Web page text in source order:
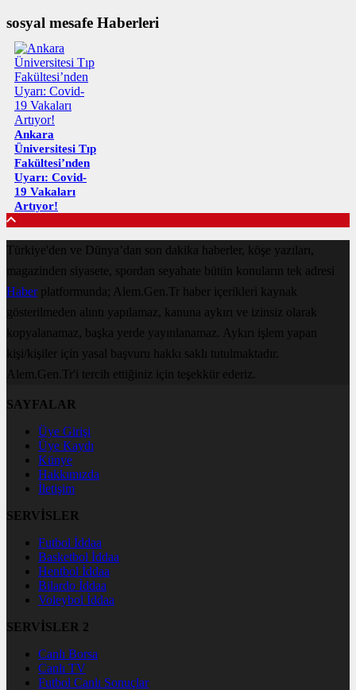
sosyal mesafe Haberleri
Ankara
Üniversitesi Tıp
Fakültesi’nden
Uyarı: Covid-
19 Vakaları
Artıyor!
Türkiye'den ve Dünya’dan son dakika haberler, köşe yazıları,
magazinden siyasete, spordan seyahate bütün konuların tek adresi
Haberplatformunda; Alem.Gen.Tr haber içerikleri kaynak
gösterilmeden alıntı yapılamaz, kanuna aykırı ve izinsiz olarak
kopyalanamaz, başka yerde yayınlanamaz. Aykırı işlem yapan
kişi/kişiler için yasal başvuru hakkı saklı tutulmaktadır.
Alem.Gen.Tr'i tercih ettiğiniz için teşekkür ederiz.
SAYFALAR
Üye Girişi
Üye Kaydı
Künye
Hakkımızda
İletişim
SERVİSLER
Futbol İddaa
Basketbol İddaa
Hentbol İddaa
Bilardo İddaa
Voleybol İddaa
SERVİSLER 2
Canlı Borsa
Canlı TV
Futbol Canlı Sonuçlar